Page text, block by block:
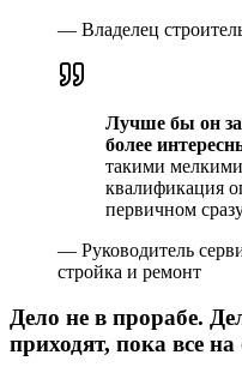
— Владелец
Лучше бы он
более
такими
квалификация
первичном
— Руководитель
стройка и ремонт
Дело не в прорабе.
приходят, пока все на